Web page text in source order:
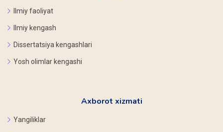
Ilmiy faoliyat
Ilmiy kengash
Dissertatsiya kengashlari
Yosh olimlar kengashi
Axborot xizmati
Yangiliklar